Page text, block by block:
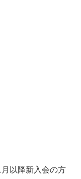
月以降新入会の方